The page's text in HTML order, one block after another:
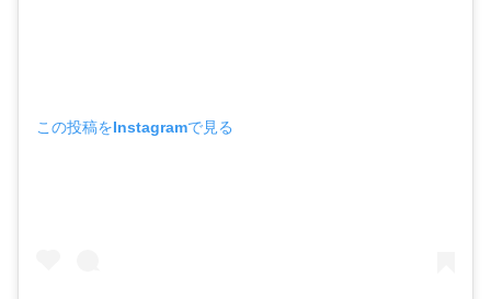
この投稿をInstagramで見る